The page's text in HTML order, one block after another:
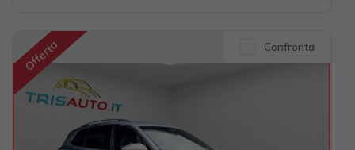
1995cc 150CV / 110KW
Offerta Confronta